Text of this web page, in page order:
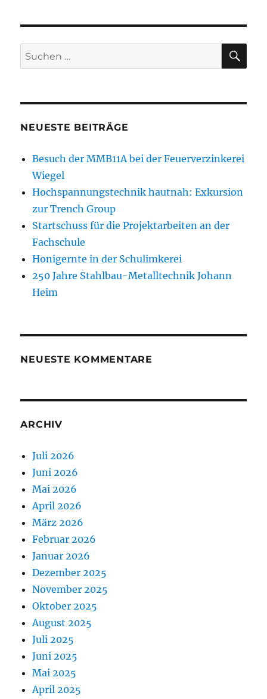
Beiträge
E
Suchen
nach:
NEUESTE BEITRÄGE
Besuch der MMB11A bei der Feuerverzinkerei
Wiegel
Hochspannungstechnik hautnah: Exkursion
zur Trench Group
Startschuss für die Projektarbeiten an der
Fachschule
Honigernte in der Schulimkerei
250 Jahre Stahlbau-Metalltechnik Johann
Heim
NEUESTE KOMMENTARE
ARCHIV
Juli 2026
Juni 2026
Mai 2026
April 2026
März 2026
Februar 2026
Januar 2026
Dezember 2025
November 2025
Oktober 2025
August 2025
Juli 2025
Juni 2025
Mai 2025
April 2025